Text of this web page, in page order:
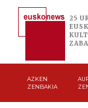
25
AZKEN
ZENBAKIA